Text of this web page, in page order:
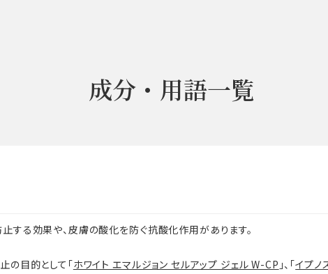
成分・用語一覧
する効果や、皮膚の酸化を防ぐ抗酸化作用があります。
の目的として「ホワイト エマルジョン セルアップ ジェル W-CP 」、「イプノ